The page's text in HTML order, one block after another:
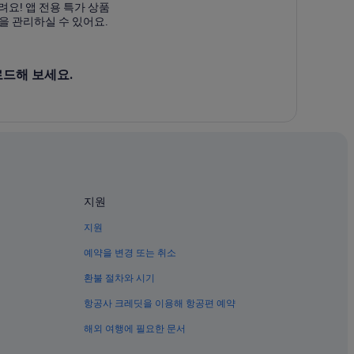
요! 앱 전용 특가 상품
관리하실 수 있어요.
해 보세요.
지원
지원
예약을 변경 또는 취소
환불 절차와 시기
항공사 크레딧을 이용해 항공편 예약
해외 여행에 필요한 문서